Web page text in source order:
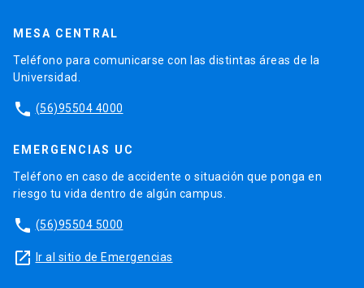
MESA CENTRAL
Teléfono para comunicarse con las distintas áreas de la
Universidad.
phone (56)95504 4000
EMERGENCIAS UC
Teléfono en caso de accidente o situación que ponga en
riesgo tu vida dentro de algún campus.
phone (56)95504 5000
launch Ir al sitio de Emergencias